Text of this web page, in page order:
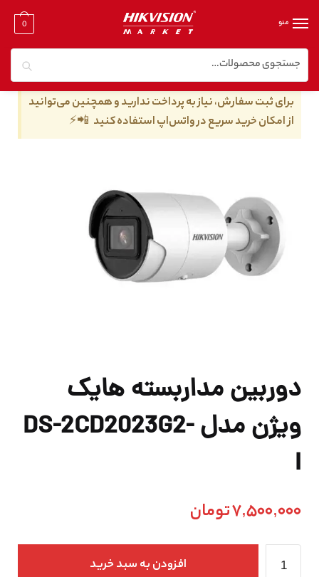
منو 0
خانه / دوربین مدار بسته تحت شبکه دوربین مداربسته هایک ویژن مدل DS-2CD2023G2-I
برای ثبت سفارش، نیاز به پرداخت ندارید و همچنین می‌توانید
از امکان خرید سریع در واتس‌اپ استفاده کنید 📲⚡
دوربین مداربسته هایک
ویژن مدل DS-2CD2023G2-
I
7,500,000تومان
افزودن به سبد خرید